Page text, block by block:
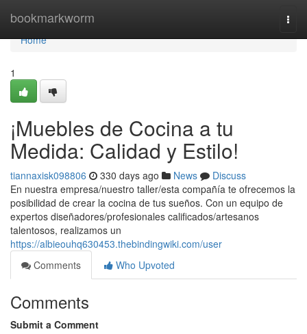
bookmarkworm
Home
Home
1
¡Muebles de Cocina a tu
Medida: Calidad y Estilo!
tiannaxisk098806 330 days ago News
Discuss
En nuestra empresa/nuestro taller/esta compañía te ofrecemos la
posibilidad de crear la cocina de tus sueños. Con un equipo de
expertos diseñadores/profesionales calificados/artesanos
talentosos, realizamos un
https://albieouhq630453.thebindingwiki.com/user
Comments
Who Upvoted
Comments
Submit a Comment